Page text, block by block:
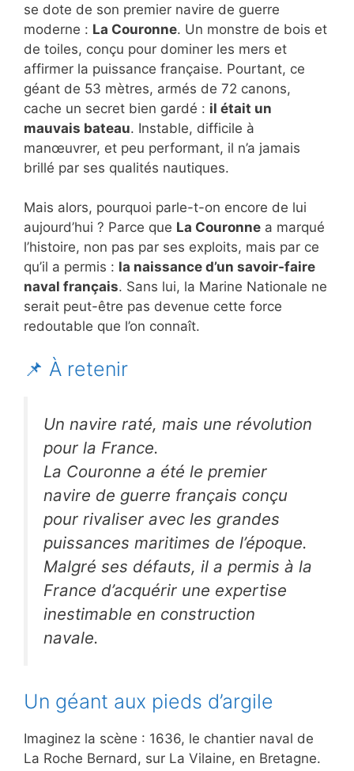
se dote de son premier navire de guerre
moderne : La Couronne. Un monstre de bois et
de toiles, conçu pour dominer les mers et
affirmer la puissance française. Pourtant, ce
géant de 53 mètres, armés de 72 canons,
cache un secret bien gardé : il était un
mauvais bateau. Instable, difficile à
manœuvrer, et peu performant, il n’a jamais
brillé par ses qualités nautiques.
Mais alors, pourquoi parle-t-on encore de lui
aujourd’hui ? Parce que La Couronne a marqué
l’histoire, non pas par ses exploits, mais par ce
qu’il a permis : la naissance d’un savoir-faire
naval français. Sans lui, la Marine Nationale ne
serait peut-être pas devenue cette force
redoutable que l’on connaît.
📌 À retenir
Un navire raté, mais une révolution
pour la France.
La Couronne a été le premier
navire de guerre français conçu
pour rivaliser avec les grandes
puissances maritimes de l’époque.
Malgré ses défauts, il a permis à la
France d’acquérir une expertise
inestimable en construction
navale.
Un géant aux pieds d’argile
Imaginez la scène : 1636, le chantier naval de
La Roche Bernard, sur La Vilaine, en Bretagne.